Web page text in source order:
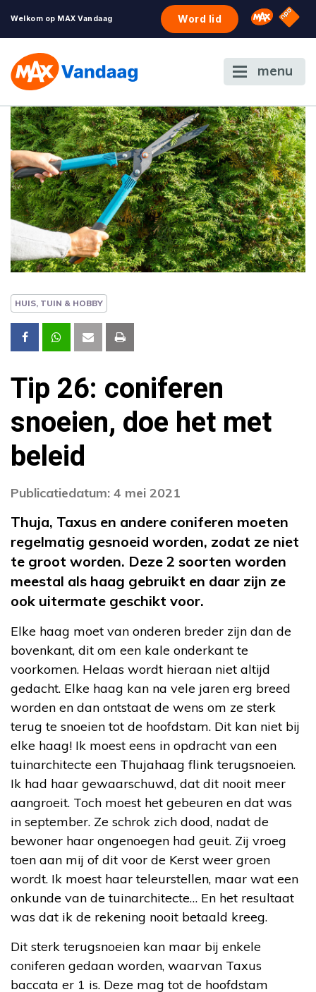
Welkom op MAX Vandaag Word lid Omroep
NPO
menu
HUIS, TUIN & HOBBY
Tip 26: coniferen
snoeien, doe het met
beleid
Publicatiedatum: 4 mei 2021
Thuja, Taxus en andere coniferen moeten
regelmatig gesnoeid worden, zodat ze niet
te groot worden. Deze 2 soorten worden
meestal als haag gebruikt en daar zijn ze
ook uitermate geschikt voor.
Elke haag moet van onderen breder zijn dan de
bovenkant, dit om een kale onderkant te
voorkomen. Helaas wordt hieraan niet altijd
gedacht. Elke haag kan na vele jaren erg breed
worden en dan ontstaat de wens om ze sterk
terug te snoeien tot de hoofdstam. Dit kan niet bij
elke haag! Ik moest eens in opdracht van een
tuinarchitecte een Thujahaag flink terugsnoeien.
Ik had haar gewaarschuwd, dat dit nooit meer
aangroeit. Toch moest het gebeuren en dat was
in september. Ze schrok zich dood, nadat de
bewoner haar ongenoegen had geuit. Zij vroeg
toen aan mij of dit voor de Kerst weer groen
wordt. Ik moest haar teleurstellen, maar wat een
onkunde van de tuinarchitecte… En het resultaat
was dat ik de rekening nooit betaald kreeg.
Dit sterk terugsnoeien kan maar bij enkele
coniferen gedaan worden, waarvan Taxus
baccata er 1 is. Deze mag tot de hoofdstam